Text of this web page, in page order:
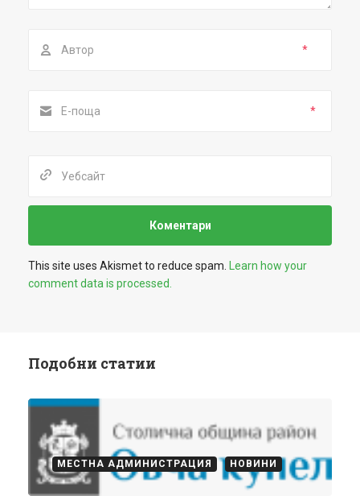
*
*
This site uses Akismet to reduce spam. Learn how your
comment data is processed.
Подобни статии
МЕСТНА АДМИНИСТРАЦИЯ НОВИНИ